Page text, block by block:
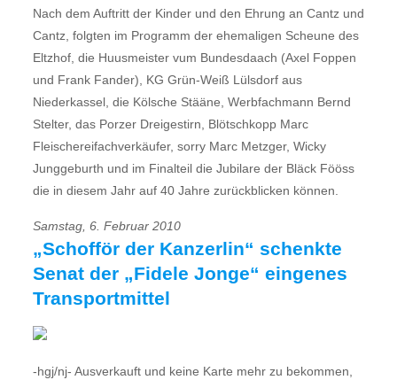
Nach dem Auftritt der Kinder und den Ehrung an Cantz und
Cantz, folgten im Programm der ehemaligen Scheune des
Eltzhof, die Huusmeister vum Bundesdaach (Axel Foppen
und Frank Fander), KG Grün-Weiß Lülsdorf aus
Niederkassel, die Kölsche Stääne, Werbfachmann Bernd
Stelter, das Porzer Dreigestirn, Blötschkopp Marc
Fleischereifachverkäufer, sorry Marc Metzger, Wicky
Junggeburth und im Finalteil die Jubilare der Bläck Fööss
die in diesem Jahr auf 40 Jahre zurückblicken können.
Samstag, 6. Februar 2010
„Schofför der Kanzerlin“ schenkte
Senat der „Fidele Jonge“ eingenes
Transportmittel
-hgj/nj- Ausverkauft und keine Karte mehr zu bekommen,